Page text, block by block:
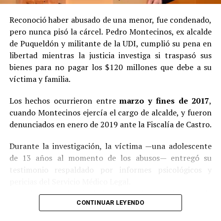
Reconoció haber abusado de una menor, fue condenado,
pero nunca pisó la cárcel. Pedro Montecinos, ex alcalde
de Puqueldón y militante de la UDI, cumplió su pena en
libertad mientras la justicia investiga si traspasó sus
bienes para no pagar los $120 millones que debe a su
víctima y familia.
Los hechos ocurrieron entremarzo y fines de 2017,
cuando Montecinos ejercía el cargo de alcalde, y fueron
denunciados en enero de 2019 ante la Fiscalía de Castro.
Durante la investigación, la víctima —una adolescente
de 13 años al momento de los abusos— entregó su
testimonio respaldado por informes psicológicos y
Ante la contundencia de los antecedentes, el imputado
aceptó los cargosen un procedimiento abreviado,
CONTINUAR LEYENDO